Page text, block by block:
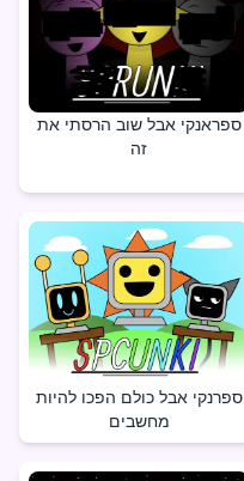
ספראנקי אבל שוב הרסתי את
זה
ספרנקי אבל כולם הפכו להיות
מחשבים